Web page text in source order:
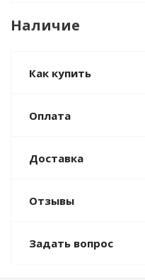
Наличие
Как купить
Оплата
Доставка
Отзывы
Задать вопрос